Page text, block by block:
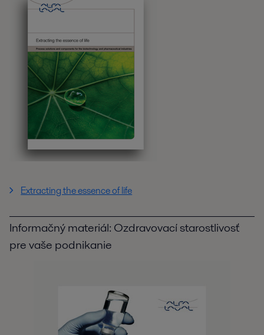
Extracting the essence of life
Informačný materiál: Ozdravovací starostlivosť
pre vaše podnikanie